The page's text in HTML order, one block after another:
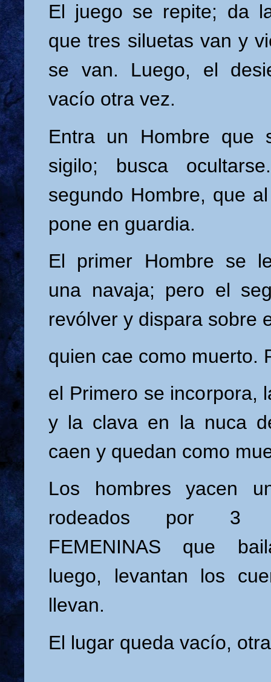
El juego se repite; da
que tres siluetas van y
se van. Luego, el
vacío otra vez.
Entra un Hombre que
sigilo; busca
segundo Hombre, que
pone en guardia.
El primer Hombre se
una navaja; pero el
revólver y dispara sobre
quien cae como muerto.
el Primero se incorpora,
y la clava en la nuca
caen y quedan como
Los hombres yacen
rodeados por 3
FEMENINAS que
luego, levantan los
llevan.
El lugar queda vacío,